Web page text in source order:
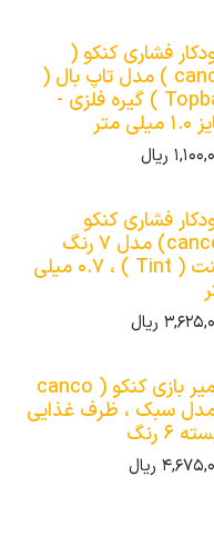
فشاری کنکو (
canco ) مدل تاپ بال (
Topball ) گیره فلزی -
متر
ریال
فشاری کنکو
(canco) مدل 7 رنگ
تینت ( Tint ) ، 0.7 میلی
ریال
خمیر بازی کنکو ( canco
سبک ، ظرف غذایی
6 رنگ
ریال